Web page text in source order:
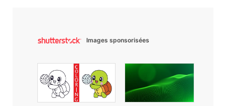
Images sponsorisées